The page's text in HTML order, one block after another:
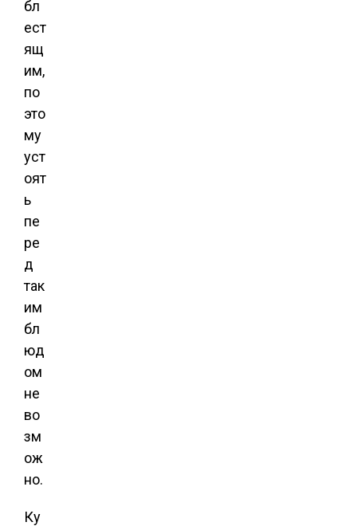
бл
ест
ящ
им,
по
это
му
уст
оят
ь
пе
ре
д
так
им
бл
юд
ом
не
во
зм
ож
но.
Ку